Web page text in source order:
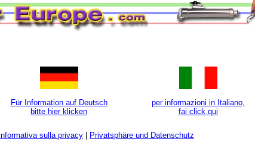
Für Information auf Deutsch
bitte hier klicken
per informazioni in Italiano,
fai click qui
Informativa sulla privacy Privatsphäre und Datenschutz